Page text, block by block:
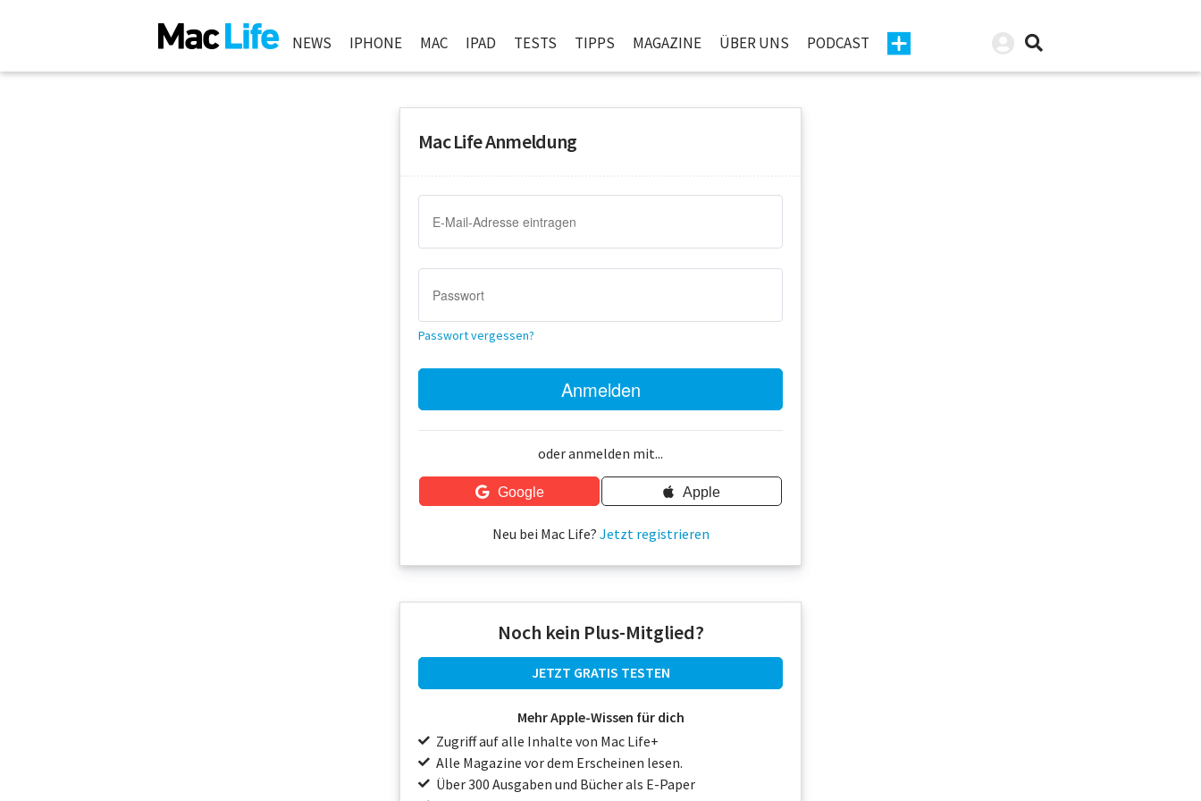
NEWS IPHONE MAC IPAD TESTS TIPPS MAGAZINE ÜBER UNS PODCAST
Mac Life Anmeldung
Passwort vergessen?
oder anmelden mit...
Google Apple
Neu bei Mac Life? Jetzt registrieren
Noch kein Plus-Mitglied?
JETZT GRATIS TESTEN
Mehr Apple-Wissen für dich
Zugriff auf alle Inhalte von Mac Life+
Alle Magazine vor dem Erscheinen lesen.
Über 300 Ausgaben und Bücher als E-Paper